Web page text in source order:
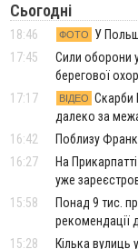
Сьогодні
18:46 ФОТО
У
17:45
Сили оборони
берегової
17:17
ВІДЕО Скарби
далеко за
16:42
Поблизу
16:27
На
уже
15:58
Понад 9 тис.
рекомендації
15:28
Кілька вулиць